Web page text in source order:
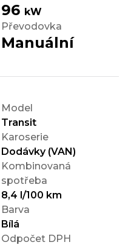
96 kW
Převodovka
Manuální
Model
Transit
Karoserie
Dodávky (VAN)
Kombinovaná
spotřeba
8,4 l/100 km
Barva
Bílá
Odpočet DPH